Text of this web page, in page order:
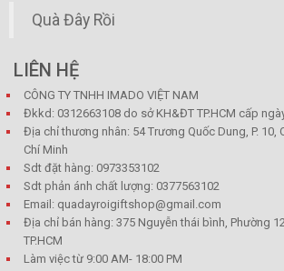
Quà Đây Rồi
LIÊN HỆ
CÔNG TY TNHH IMADO VIỆT NAM
Đkkd: 0312663108 do sở KH&ĐT TP.HCM cấp
Địa chỉ thương nhân: 54 Trương Quốc Dung, P. 10,
Chí Minh
Sdt đặt hàng: 0973353102
Sdt phản ánh chất lượng: 0377563102
Email: quadayroigiftshop@gmail.com
Địa chỉ bán hàng: 375 Nguyễn thái bình, Phường
TP.HCM
Làm việc từ 9:00 AM- 18:00 PM